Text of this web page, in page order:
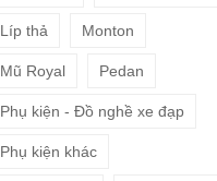
Líp thả Monton
Mũ Royal Pedan
Phụ kiện - Đồ nghề xe đạp
Phụ kiện khác